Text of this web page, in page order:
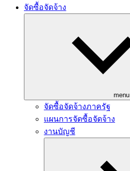
จัดซื้อจัดจ้าง
menu
จัดซื้อจัดจ้างภาครัฐ
แผนการจัดซื้อจัดจ้าง
งานบัญชี